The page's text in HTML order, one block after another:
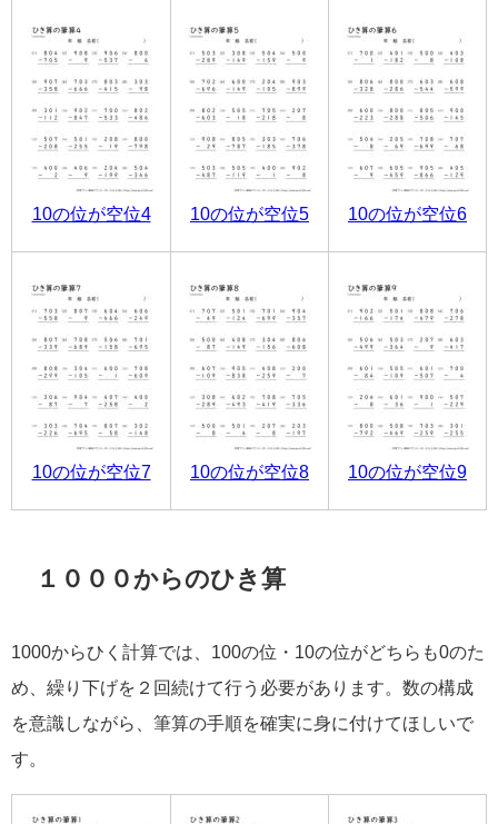
10の位が空位4 10の位が空位5 10の位が空位6
10の位が空位7 10の位が空位8 10の位が空位9
１０００からのひき算
1000からひく計算では、100の位・10の位がどちらも0のた
め、繰り下げを２回続けて行う必要があります。数の構成
を意識しながら、筆算の手順を確実に身に付けてほしいで
す。